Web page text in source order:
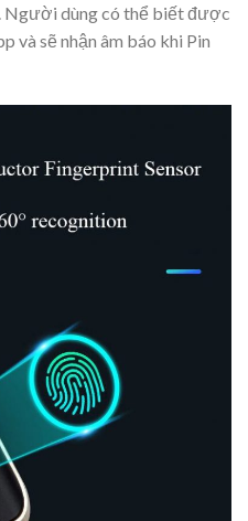
Người dùng có thể biết được
và sẽ nhận âm báo khi Pin